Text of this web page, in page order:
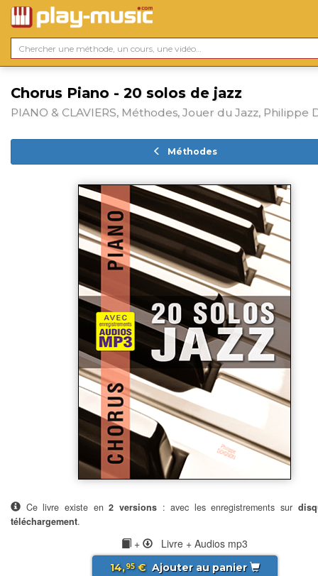
Chorus Piano - 20 solos de jazz
PIANO & CLAVIERS, Méthodes, Jouer du Jazz, Philippe
Méthodes
Ce livre existe en2 versions: avec les enregistrements sur
téléchargement.
+ Livre + Audios mp3
14,95€ Ajouter au panier